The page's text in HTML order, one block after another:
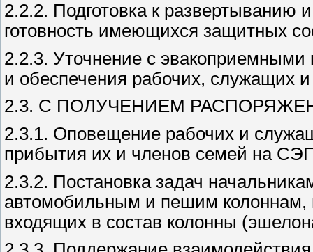
2.2.2. Подготовка к
готовность имеющихся защитных
2.2.3. Уточнение с
и обеспечения рабочих, служащих
2.3. С ПОЛУЧЕНИЕМ
2.3.1. Оповещение рабочих и
прибытия их и членов семей на
2.3.2. Постановка задач
автомобильным и пешим колоннам,
входящих в состав колонны